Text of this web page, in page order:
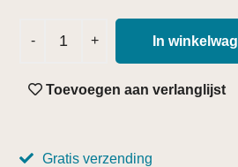
In
Toevoegen aan verlanglijst
Gratis verzending